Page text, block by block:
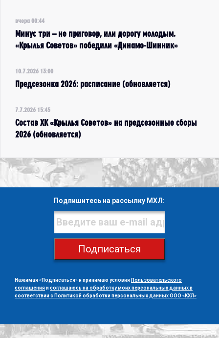
вчера 00:44
Минус три – не приговор, или дорогу молодым.
«Крылья Советов» победили «Динамо-Шинник»
10.7.2026 13:00
Предсезонка 2026: расписание (обновляется)
7.7.2026 15:45
Состав ХК «Крылья Советов» на предсезонные сборы
2026 (обновляется)
Подпишитесь на рассылку МХЛ:
Подписаться
Нажимая «Подписаться» я принимаю условия Пользовательского
соглашенияисоглашаюсь на обработку моих персональных данных в
соответствии с Политикой обработки персональных данных ООО «КХЛ»